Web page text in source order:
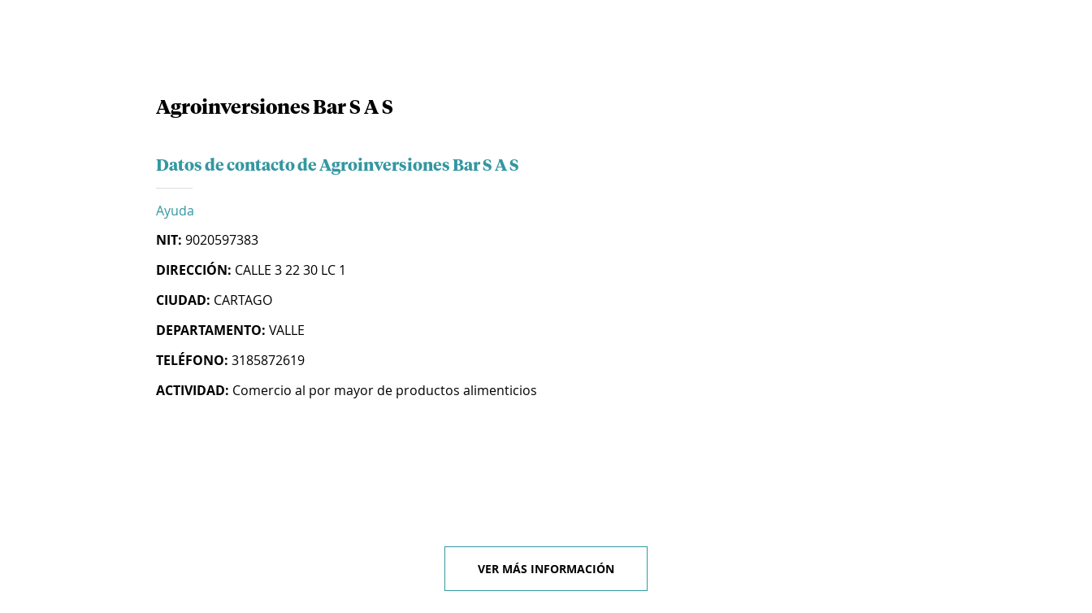
Agroinversiones Bar S A S
Datos de contacto de Agroinversiones Bar S A S
Ayuda
NIT: 9020597383
DIRECCIÓN: CALLE 3 22 30 LC 1
CIUDAD: CARTAGO
DEPARTAMENTO: VALLE
TELÉFONO: 3185872619
ACTIVIDAD: Comercio al por mayor de productos alimenticios
VER MÁS INFORMACIÓN